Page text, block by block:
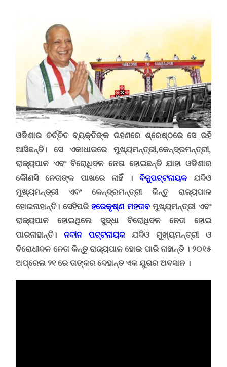
ଓଡିଶାର ଚର୍ଚ୍ଚିତ ବ୍ୟକ୍ତିଙ୍କ ଗହଣରେ ଶ୍ରେଷ୍ଠରେ ସେ ରହି
ଆସିଛନ୍ତି। ସେ ଏକାଧାରରେ ମୁଖ୍ୟମନ୍ତ୍ରୀ,କେନ୍ଦ୍ରମନ୍ତ୍ରୀ,
ରାଜ୍ୟପାଳ ଏବଂ ବିରୋଧିଦଳ ନେତା ହୋଇଛନ୍ତି ଯାହା ଓଡିଶାର
କୌଣସି ନେତାଙ୍କ ପାଖରେ ନାହିଁ । ବିଜୁପଟ୍ଟନାୟକଯଦିଓ
ମୁଖ୍ୟମନ୍ତ୍ରୀ ଏବଂ କେନ୍ଦ୍ରମନ୍ତ୍ରୀ କିନ୍ତୁ ରାଜ୍ୟପାଳ
ହୋଇନାହାନ୍ତି। ସେହିପରିହରେକୃଷ୍ଣ ମହତାବମୁଖ୍ୟମନ୍ତ୍ରୀ ଏବଂ
ରାଜ୍ୟପାଳ ହୋଇଥିଲେ ସୁଦ୍ଧା ବିରୋଧିଦଳ ନେତା ହୋଇ
ପାରନାହାନ୍ତି। ନବୀନ ପଟ୍ଟନାୟକଯଦିଓ ମୁଖ୍ୟମନ୍ତ୍ରୀ ଓ
ବିରୋଧୀଦଳ ନେତା କିନ୍ତୁ ରାଜ୍ୟପାଳ ହୋଇ ପାରି ନାହାନ୍ତି । ୨୦୧୫
ଅପ୍ରେଲ ୨୧ ରେ ତାଙ୍କର ଦେହାନ୍ତ ଏକ ଯୁଗର ଅବସାନ ।